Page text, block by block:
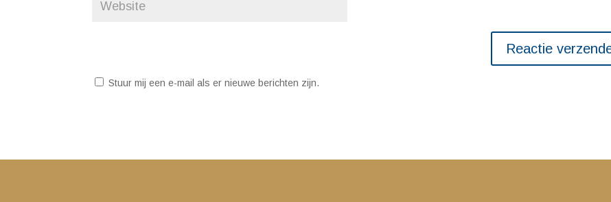
Stuur mij een e-mail als er nieuwe berichten zijn.